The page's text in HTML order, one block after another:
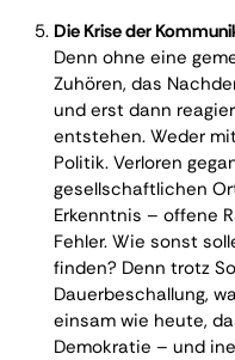
Die Krise der
Denn ohne eine
Zuhören, das
und erst dann
entstehen. Weder
Politik. Verloren
gesellschaftlichen
Erkenntnis – offene
Fehler. Wie sonst
finden? Denn trotz
Dauerbeschallung,
einsam wie heute,
Demokratie – und